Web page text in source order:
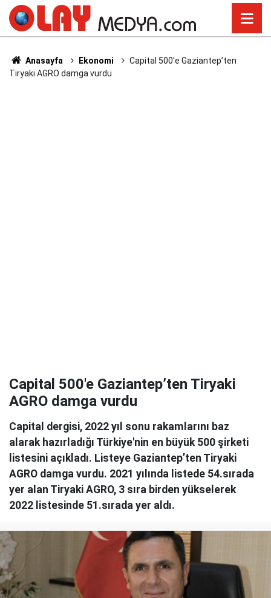
Anasayfa Ekonomi
Capital 500'e Gaziantep’ten
Tiryaki AGRO damga vurdu
Capital 500'e Gaziantep’ten Tiryaki
AGRO damga vurdu
Capital dergisi, 2022 yıl sonu rakamlarını baz
alarak hazırladığı Türkiye'nin en büyük 500 şirketi
listesini açıkladı. Listeye Gaziantep’ten Tiryaki
AGRO damga vurdu. 2021 yılında listede 54.sırada
yer alan Tiryaki AGRO, 3 sıra birden yükselerek
2022 listesinde 51.sırada yer aldı.